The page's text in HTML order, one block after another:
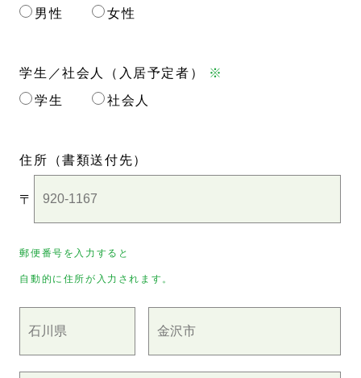
男性
女性
学生／社会人（入居予定者）
※
学生
社会人
住所 （書類送付先）
〒
郵便番号を入力すると
自動的に住所が入力されます。